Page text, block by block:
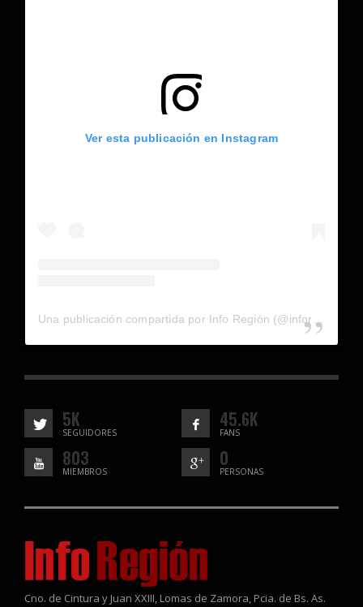
Ver esta publicación en Instagram
5K
SEGUIDORES
45.6K
FANS
803
MIEMBROS
0
PERSONAS
Cno. de Cintura y Juan XXIII, Lomas de Zamora, Pcia. de Bs. As.